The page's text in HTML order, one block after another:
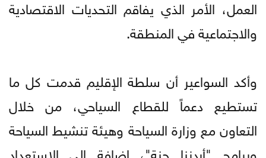
العمل، الأمر الذي يفاقم التحديات الاقتصادية
والاجتماعية في المنطقة.
وأكد السواعير أن سلطة الإقليم قدمت كل ما
تستطيع دعماً للقطاع السياحي، من خلال
التعاون مع وزارة السياحة وهيئة تنشيط السياحة
وبرامج "أردننا جنة"، إضافة إلى الاستعداد